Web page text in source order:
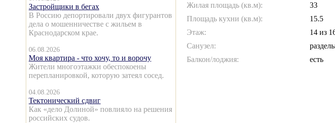
Застройщики в бегах
В Россию депортировали двух фигурантов
дела о мошенничестве с жильем в
Краснодарском крае.
06.08.2026
Моя квартира - что хочу, то и ворочу
Жители многоэтажки обеспокоены
перепланировкой, которую затеял сосед.
04.08.2026
Тектонический сдвиг
Как «дело Долиной» повлияло на решения
российских судов.
Жилая площадь (кв.м):
33
Площадь кухни (кв.м):
15.5
Этаж:
14 из
Санузел:
Балкон/лоджия:
есть